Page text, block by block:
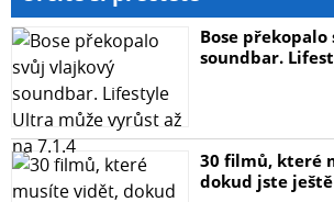
Bose
soundbar.
30 filmů, které
dokud jste